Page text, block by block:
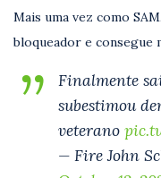
Mais uma vez como
bloqueador e consegue
Finalmente
subestimou
veterano
— Fire John